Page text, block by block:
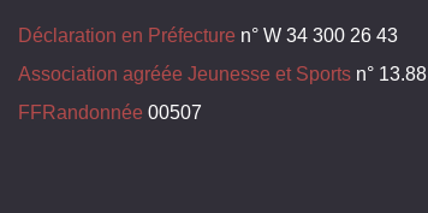
Déclaration en Préfecture n° W 34 300 26 43
Association agréée Jeunesse et Sports n° 13.88
FFRandonnée 00507